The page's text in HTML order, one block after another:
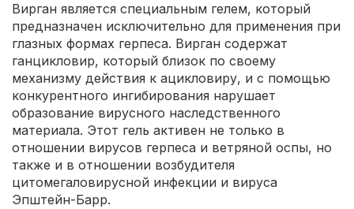
Вирган является специальным гелем, который
предназначен исключительно для применения при
глазных формах герпеса. Вирган содержат
ганцикловир, который близок по своему
механизму действия к ацикловиру, и с помощью
конкурентного ингибирования нарушает
образование вирусного наследственного
материала. Этот гель активен не только в
отношении вирусов герпеса и ветряной оспы, но
также и в отношении возбудителя
цитомегаловирусной инфекции и вируса
Эпштейн-Барр.